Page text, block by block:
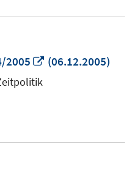
2005
In
(06.12.2005)